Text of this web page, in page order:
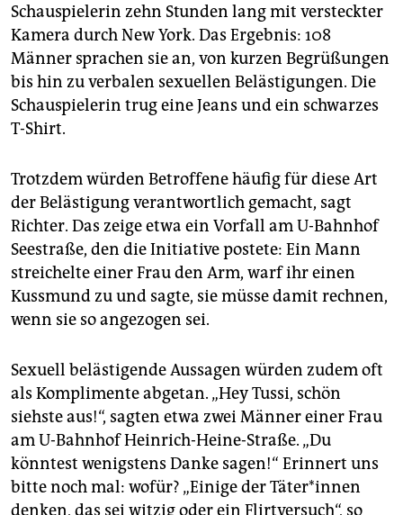
Schauspielerin zehn Stunden lang mit versteckter
Kamera durch New York. Das Ergebnis: 108
Männer sprachen sie an, von kurzen Begrüßungen
bis hin zu verbalen sexuellen Belästigungen. Die
Schauspielerin trug eine Jeans und ein schwarzes
T-Shirt.
Trotzdem würden Betroffene häufig für diese Art
der Belästigung verantwortlich gemacht, sagt
Richter. Das zeige etwa ein Vorfall am U-Bahnhof
Seestraße, den die Initiative postete: Ein Mann
streichelte einer Frau den Arm, warf ihr einen
Kussmund zu und sagte, sie müsse damit rechnen,
wenn sie so angezogen sei.
Sexuell belästigende Aussagen würden zudem oft
als Komplimente abgetan. „Hey Tussi, schön
siehste aus!“, sagten etwa zwei Männer einer Frau
am U-Bahnhof Heinrich-Heine-Straße. „Du
könntest wenigstens Danke sagen!“ Erinnert uns
bitte noch mal: wofür? „Einige der Tä­te­r*in­nen
denken, das sei witzig oder ein Flirtversuch“, so